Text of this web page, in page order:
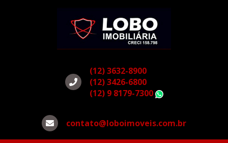
(12) 3632-8900
(12) 3426-6800
(12) 9 8179-7300
contato@loboimoveis.com.br